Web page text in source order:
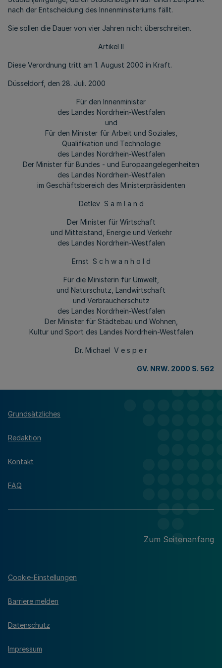
nach der Entscheidung des Innenministeriums fällt.
Sie sollen die Dauer von vier Jahren nicht überschreiten.
Artikel II
Diese Verordnung tritt am 1. August 2000 in Kraft.
Düsseldorf, den 28. Juli. 2000
Für den Innenminister
des Landes Nordrhein-Westfalen
und
Für den Minister für Arbeit und Soziales,
Qualifikation und Technologie
des Landes Nordrhein-Westfalen
Der Minister für Bundes - und Europaangelegenheiten
des Landes Nordrhein-Westfalen
im Geschäftsbereich des Ministerpräsidenten
Detlev S a m l a n d
Der Minister für Wirtschaft
und Mittelstand, Energie und Verkehr
des Landes Nordrhein-Westfalen
Ernst S c h w a n h o l d
Für die Ministerin für Umwelt,
und Naturschutz, Landwirtschaft
und Verbraucherschutz
des Landes Nordrhein-Westfalen
Der Minister für Städtebau und Wohnen,
Kultur und Sport des Landes Nordrhein-Westfalen
Dr. Michael V e s p e r
GV. NRW. 2000 S. 562
Grundsätzliches
Redaktion
Kontakt
FAQ
Zum Seitenanfang
Cookie-Einstellungen
Barriere melden
Datenschutz
Impressum